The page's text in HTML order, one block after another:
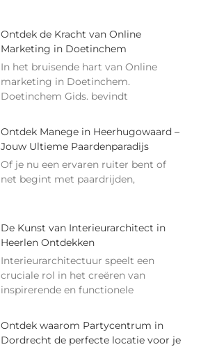
Ontdek de Kracht van Online
Marketing in Doetinchem
In het bruisende hart van Online
marketing in Doetinchem.
Doetinchem Gids. bevindt
Ontdek Manege in Heerhugowaard –
Jouw Ultieme Paardenparadijs
Of je nu een ervaren ruiter bent of
net begint met paardrijden,
De Kunst van Interieurarchitect in
Heerlen Ontdekken
Interieurarchitectuur speelt een
cruciale rol in het creëren van
inspirerende en functionele
Ontdek waarom Partycentrum in
Dordrecht de perfecte locatie voor je